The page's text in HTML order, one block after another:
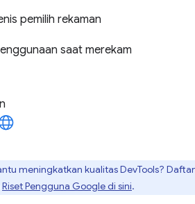
pemilih rekaman
saat merekam
meningkatkan kualitas DevTools? Daftar
Riset Pengguna Google di sini.